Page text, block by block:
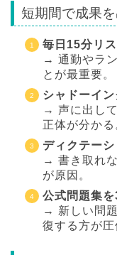
短期間で成果
毎日15分リ
→ 通勤やラ
とが最重要。
シャドーイ
→ 声に出し
正体が分かる
ディクテー
→ 書き取れ
が原因。
公式問題集
→ 新しい問
復する方が圧